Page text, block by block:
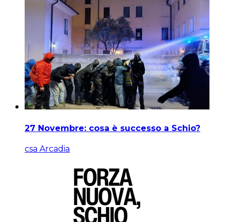
27 Novembre: cosa è successo a Schio?
csa Arcadia